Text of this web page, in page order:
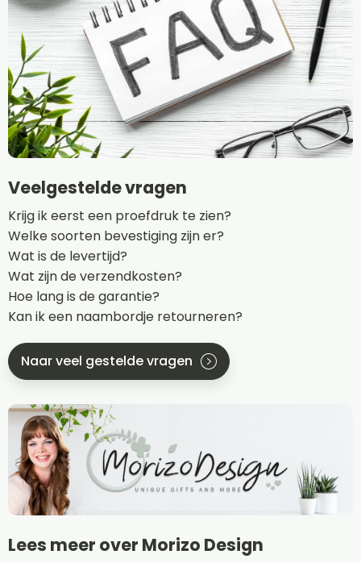
Veelgestelde vragen
Krijg ik eerst een proefdruk te zien?
Welke soorten bevestiging zijn er?
Wat is de levertijd?
Wat zijn de verzendkosten?
Hoe lang is de garantie?
Kan ik een naambordje retourneren?
Naar veel gestelde vragen
Lees meer over Morizo Design